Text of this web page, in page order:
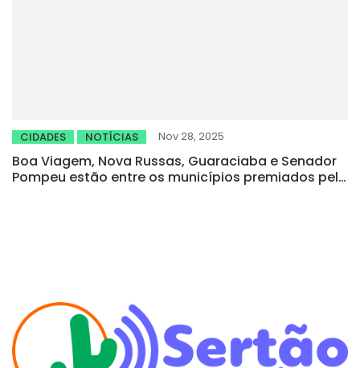
CIDADES NOTÍCIAS Nov 28, 2025
Boa Viagem, Nova Russas, Guaraciaba e Senador
Pompeu estão entre os municípios premiados pelo